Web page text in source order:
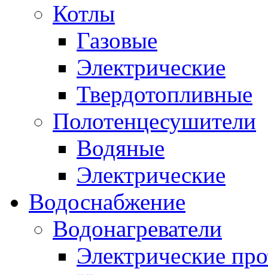
Котлы
Газовые
Электрические
Твердотопливные
Полотенцесушители
Водяные
Электрические
Водоснабжение
Водонагреватели
Электрические